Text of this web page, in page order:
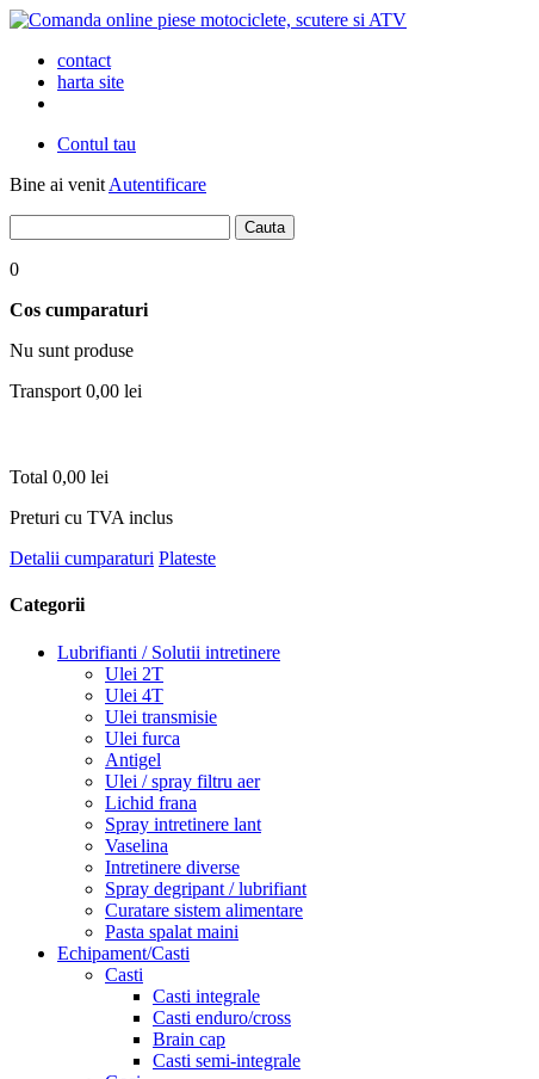
contact
harta site
Contul tau
Bine ai venit Autentificare
0
Cos cumparaturi
Nu sunt produse
Transport 0,00 lei
Total 0,00 lei
Preturi cu TVA inclus
Detalii cumparaturi Plateste
Categorii
Lubrifianti / Solutii intretinere
Ulei 2T
Ulei 4T
Ulei transmisie
Ulei furca
Antigel
Ulei / spray filtru aer
Lichid frana
Spray intretinere lant
Vaselina
Intretinere diverse
Spray degripant / lubrifiant
Curatare sistem alimentare
Pasta spalat maini
Echipament/Casti
Casti
Casti integrale
Casti enduro/cross
Brain cap
Casti semi-integrale